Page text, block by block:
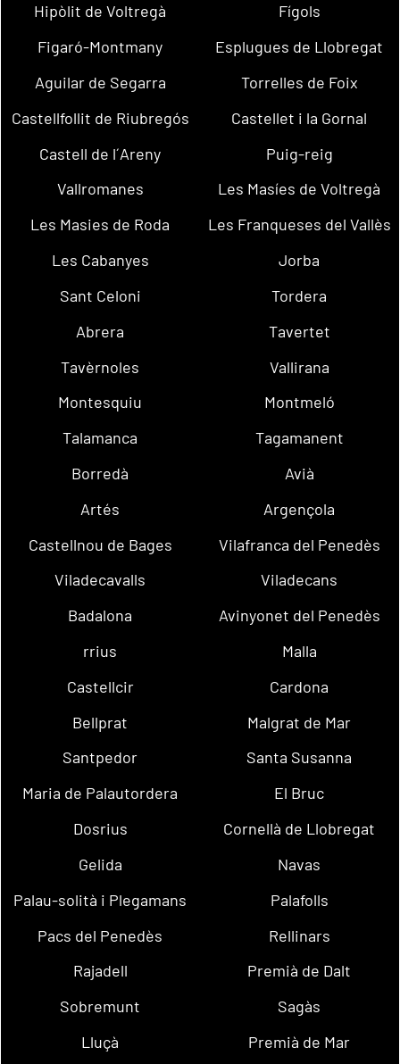
Hipòlit de Voltregà
Fígols
Figaró-Montmany
Esplugues de Llobregat
Aguilar de Segarra
Torrelles de Foix
Castellfollit de Riubregós
Castellet i la Gornal
Castell de l´Areny
Puig-reig
Vallromanes
Les Masíes de Voltregà
Les Masies de Roda
Les Franqueses del Vallès
Les Cabanyes
Jorba
Sant Celoni
Tordera
Abrera
Tavertet
Tavèrnoles
Vallirana
Montesquiu
Montmeló
Talamanca
Tagamanent
Borredà
Avià
Artés
Argençola
Castellnou de Bages
Vilafranca del Penedès
Viladecavalls
Viladecans
Badalona
Avinyonet del Penedès
rrius
Malla
Castellcir
Cardona
Bellprat
Malgrat de Mar
Santpedor
Santa Susanna
Maria de Palautordera
El Bruc
Dosrius
Cornellà de Llobregat
Gelida
Navas
Palau-solità i Plegamans
Palafolls
Pacs del Penedès
Rellinars
Rajadell
Premià de Dalt
Sobremunt
Sagàs
Lluçà
Premià de Mar